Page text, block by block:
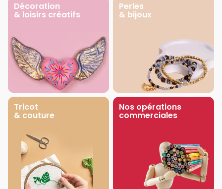
Décoration
& loisirs créatifs
Perles
& bijoux
Tricot
& couture
Nos opérations
commerciales